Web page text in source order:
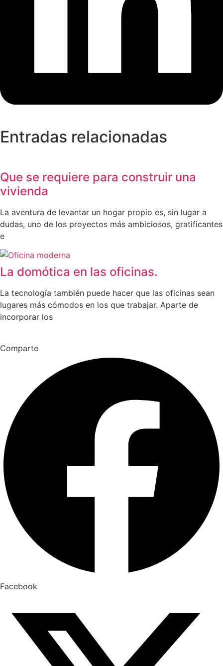
Entradas relacionadas
Que se requiere para construir una
vivienda
La aventura de levantar un hogar propio es, sin lugar a
dudas, uno de los proyectos más ambiciosos, gratificantes
e
La domótica en las oficinas.
La tecnología también puede hacer que las oficinas sean
lugares más cómodos en los que trabajar. Aparte de
incorporar los
Comparte
Facebook